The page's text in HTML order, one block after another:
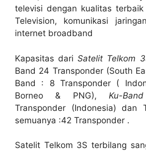
televisi dengan kualitas terbaik
Television, komunikasi
internet broadband
Kapasitas dariSatelit Telkom
Band 24 Transponder (South
Band : 8 Transponder (
Borneo & PNG), Ku-Band
Transponder (Indonesia) dan
semuanya :42 Transponder .
Satelit Telkom 3S terbilang